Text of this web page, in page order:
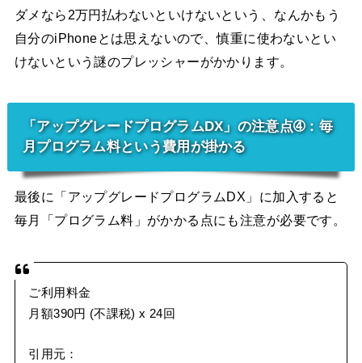
ダメなら2万円払わないといけないという、なんかもう
自分のiPhoneとは思えないので、慎重に使わないとい
けないという謎のプレッシャーがかかります。
「アップグレードプログラムDX」の注意点➃：毎
月プログラム料という費用が掛かる
最後に「アップグレードプログラムDX」に加入すると
毎月「プログラム料」がかかる点にも注意が必要です。
ご利用料金
月額390円 (不課税) x 24回
引用元：